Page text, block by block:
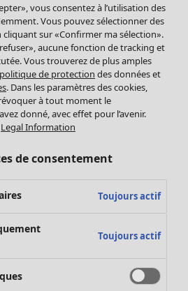
vous consentez à l’utilisation des
Vous pouvez sélectionner des
sur «Confirmer ma sélection».
aucune fonction de tracking et
Vous trouverez de plus amples
politique de protection des données et
. Dans les paramètres des cookies,
à tout moment le
donné, avec effet pour l’avenir.
Legal Information
de consentement
Toujours actif
Toujours actif